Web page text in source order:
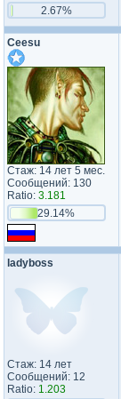
2.67%
Ceesu
Стаж: 14 лет 5 мес.
Сообщений: 130
Ratio: 3.181
29.14%
ladyboss
Стаж: 14 лет
Сообщений: 12
Ratio: 1.203